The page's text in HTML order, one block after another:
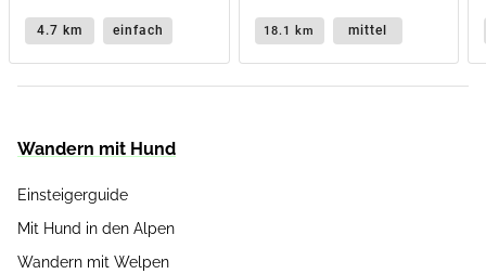
4.7 km einfach 18.1 km mittel
Wandern mit Hund
Einsteigerguide
Mit Hund in den Alpen
Wandern mit Welpen